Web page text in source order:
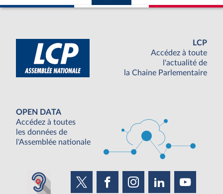
LCP
Accédez à toute
l'actualité de
la Chaine Parlementaire
OPEN DATA
Accédez à toutes
les données de
l'Assemblée nationale